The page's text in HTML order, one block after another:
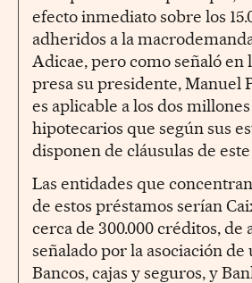
efecto inmediato sobre los
adheridos a la
Adicae, pero como señaló en
presa su presidente, Manuel
es aplicable a los dos
hipotecarios que según sus
disponen de cláusulas de
Las entidades que
de estos préstamos serían
cerca de 300.000 créditos, de
señalado por la asociación de
Bancos, cajas y seguros, y